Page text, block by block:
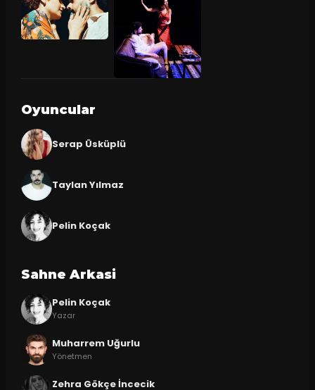
Oyuncular
Serap Üsküplü
Taylan Yılmaz
Pelin Koçak
Sahne Arkasi
Pelin Koçak
Yazar
Muharrem Uğurlu
Yönetmen
Zehra Gökçe İncecik